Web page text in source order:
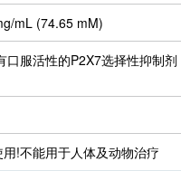
mL (74.65 mM)
口服活性的P2X7选择性抑制
!不能用于人体及动物治疗